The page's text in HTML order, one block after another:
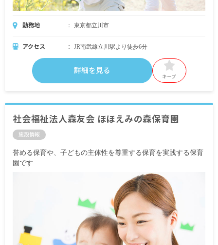
勤務地 東京都立川市
アクセス JR南武線立川駅より徒歩6分
詳細を見る
キープ
社会福祉法人森友会 ほほえみの森保育園
施設情報
誉める保育や、子どもの主体性を尊重する保育を実践する保育
園です